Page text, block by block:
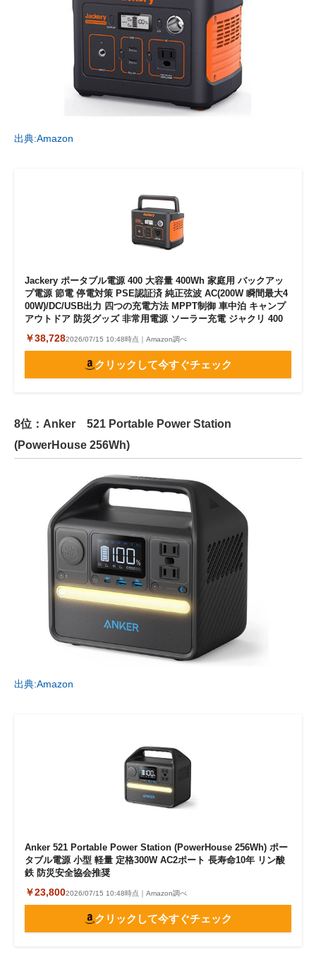
出典:Amazon
Jackery ポータブル電源 400 大容量 400Wh 家庭用 バックアッ
プ電源 節電 停電対策 PSE認証済 純正弦波 AC(200W 瞬間最大4
00W)/DC/USB出力 四つの充電方法 MPPT制御 車中泊 キャンプ
アウトドア 防災グッズ 非常用電源 ソーラー充電 ジャクリ 400
￥38,7282026/07/15 10:48時点｜Amazon調べ
クリックして今すぐチェック
8位：Anker 521 Portable Power Station
(PowerHouse 256Wh)
出典:Amazon
Anker 521 Portable Power Station (PowerHouse 256Wh) ポー
タブル電源 小型 軽量 定格300W AC2ポート 長寿命10年 リン酸
鉄 防災安全協会推奨
￥23,8002026/07/15 10:48時点｜Amazon調べ
クリックして今すぐチェック